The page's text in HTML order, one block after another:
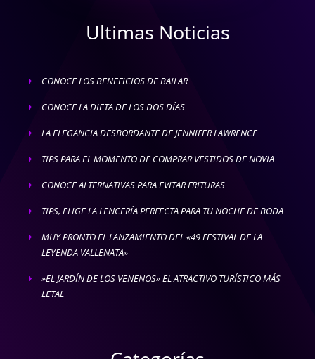
Ultimas Noticias
E CONOCE LOS BENEFICIOS DE BAILAR
E CONOCE LA DIETA DE LOS DOS DÍAS
E LA ELEGANCIA DESBORDANTE DE JENNIFER LAWRENCE
E TIPS PARA EL MOMENTO DE COMPRAR VESTIDOS DE NOVIA
E CONOCE ALTERNATIVAS PARA EVITAR FRITURAS
E TIPS, ELIGE LA LENCERÍA PERFECTA PARA TU NOCHE DE BODA
E
MUY PRONTO EL LANZAMIENTO DEL «49 FESTIVAL DE LA
LEYENDA VALLENATA»
E
»EL JARDÍN DE LOS VENENOS» EL ATRACTIVO TURÍSTICO MÁS
LETAL